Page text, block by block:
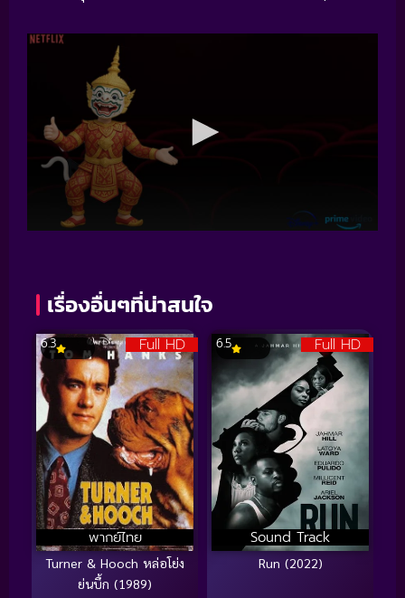
เรื่องอื่นๆที่น่าสนใจ
Full HD
พากย์ไทย
6.3
Turner & Hooch หล่อโย่ง
ย่นบึ้ก (1989)
Full HD
Sound Track
6.5
Run (2022)